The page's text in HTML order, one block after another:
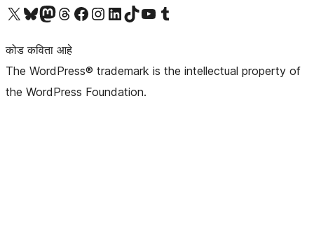
आमच्या X (एक्स) (पूर्वीचे ट्विटर) खात्याला भेट द्या आमच्या ब्लूस्की खात्याला भेट द्या.आमच्या Mastodon खात्याला भेट द्या.आमच्या थ्रेड्स खात्याला भेट द्या. आमच्या फेसबुक पेजला भेट द्या आमच्या इंस्टाग्राम खात्याला भेट द्या आमच्या लिंक्डइन खात्याला भेट द्या आमच्या टिकटॉक अकाउंटला भेट द्या.आमच्या यूट्यूब चॅनेलला भेट द्या आमच्या टंबलर खात्याला भेट द्या.
कोड कविता आहे
The WordPress® trademark is the intellectual property of
the WordPress Foundation.